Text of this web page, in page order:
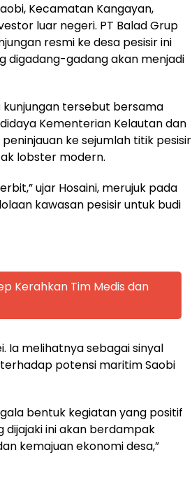
Kecamatan Kangayan,
luar negeri. PT Balad Grup
resmi ke desa pesisir ini
digadang-gadang akan menjadi
kunjungan tersebut bersama
Kementerian Kelautan dan
ke sejumlah titik pesisir
lobster modern.
ujar Hosaini, merujuk pada
kawasan pesisir untuk budi
Kerahkan Tim Medis dan
Ia melihatnya sebagai sinyal
potensi maritim Saobi
bentuk kegiatan yang positif
dijajaki ini akan berdampak
kemajuan ekonomi desa,”